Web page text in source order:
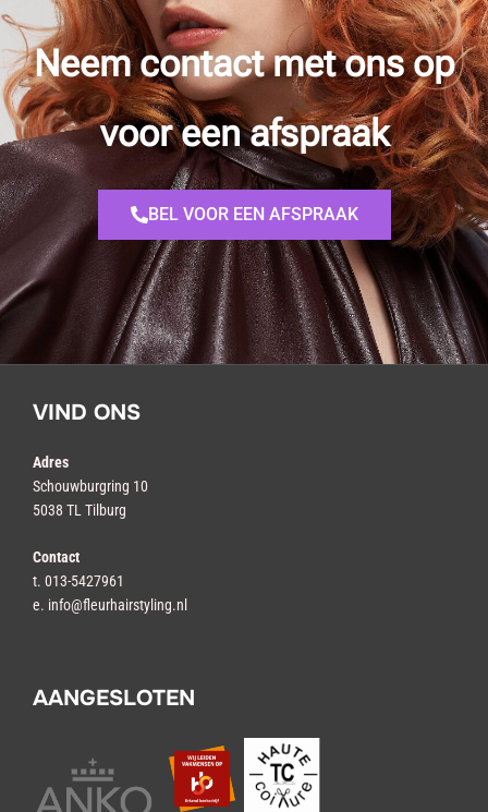
Neem contact met ons op
voor een afspraak
BEL VOOR EEN AFSPRAAK
VIND ONS
Adres
Schouwburgring 10
5038 TL Tilburg
Contact
t. 013-5427961
e. info@fleurhairstyling.nl
AANGESLOTEN